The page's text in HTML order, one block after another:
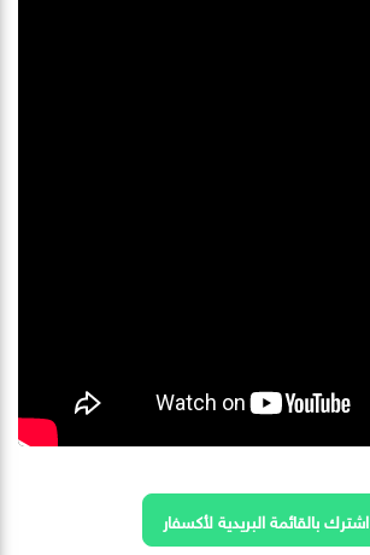
اشترك بالقائمة البريدية لأكسفار